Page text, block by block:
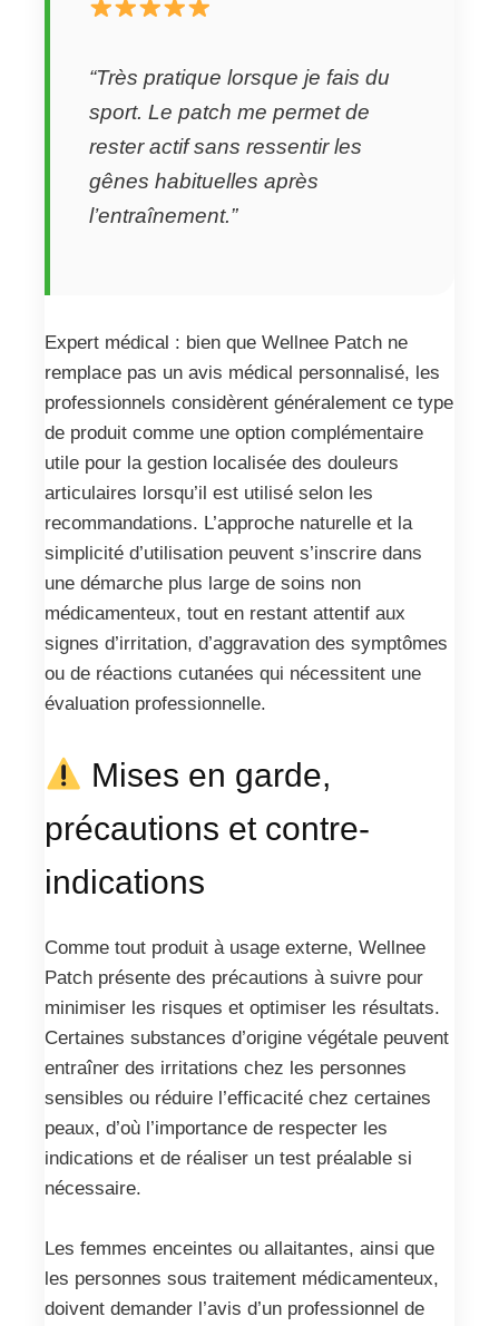
“Très pratique lorsque je fais du
sport. Le patch me permet de
rester actif sans ressentir les
gênes habituelles après
l’entraînement.”
Expert médical : bien que Wellnee Patch ne
remplace pas un avis médical personnalisé, les
professionnels considèrent généralement ce type
de produit comme une option complémentaire
utile pour la gestion localisée des douleurs
articulaires lorsqu’il est utilisé selon les
recommandations. L’approche naturelle et la
simplicité d’utilisation peuvent s’inscrire dans
une démarche plus large de soins non
médicamenteux, tout en restant attentif aux
signes d’irritation, d’aggravation des symptômes
ou de réactions cutanées qui nécessitent une
évaluation professionnelle.
Mises en garde,
précautions et contre-
indications
Comme tout produit à usage externe, Wellnee
Patch présente des précautions à suivre pour
minimiser les risques et optimiser les résultats.
Certaines substances d’origine végétale peuvent
entraîner des irritations chez les personnes
sensibles ou réduire l’efficacité chez certaines
peaux, d’où l’importance de respecter les
indications et de réaliser un test préalable si
nécessaire.
Les femmes enceintes ou allaitantes, ainsi que
les personnes sous traitement médicamenteux,
doivent demander l’avis d’un professionnel de